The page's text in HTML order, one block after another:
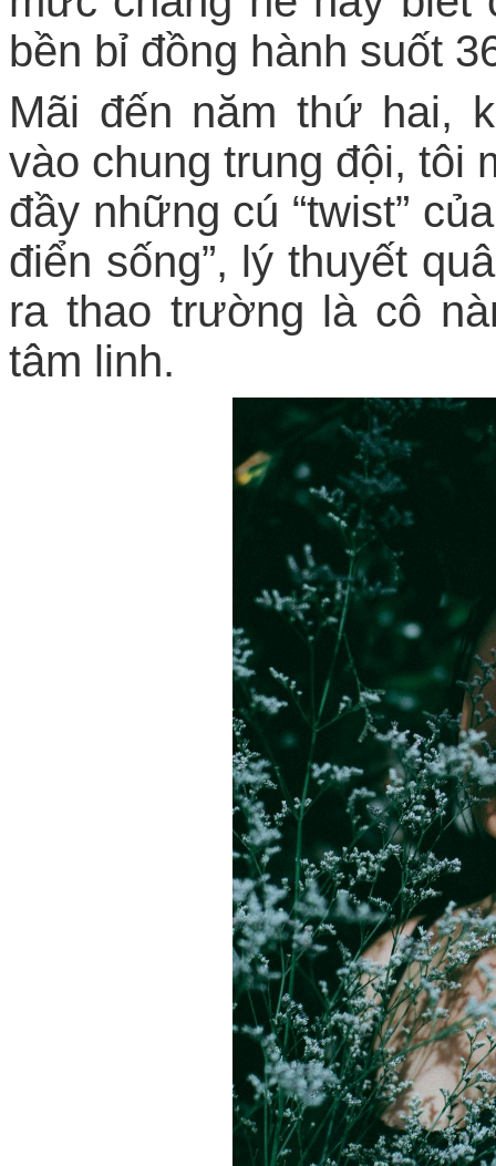
bền bỉ đồng hành suốt
Mãi đến năm thứ hai,
vào chung trung đội,
đầy những cú “twist”
điển sống”, lý thuyết
ra thao trường là cô
tâm linh.